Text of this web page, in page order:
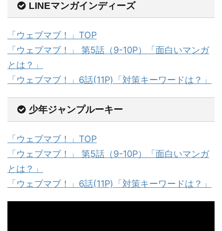
LINEマンガインディーズ
「ウェブマブ！」TOP
「ウェブマブ！」 第5話（9-10P）「面白いマンガ
とは？」
「ウェブマブ！」6話(11P)「対策キーワードは？」
少年ジャンプルーキー
「ウェブマブ！」TOP
「ウェブマブ！」 第5話（9-10P）「面白いマンガ
とは？」
「ウェブマブ！」6話(11P)「対策キーワードは？」